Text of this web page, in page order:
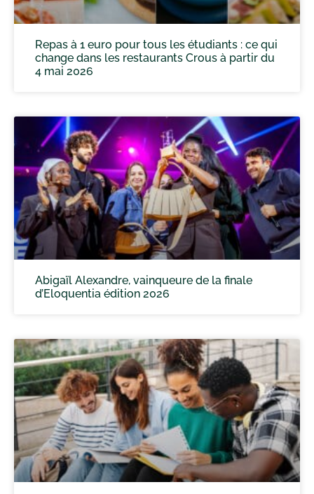
Repas à 1 euro pour tous les étudiants : ce qui
change dans les restaurants Crous à partir du
4 mai 2026
Abigaïl Alexandre, vainqueure de la finale
d’Eloquentia édition 2026